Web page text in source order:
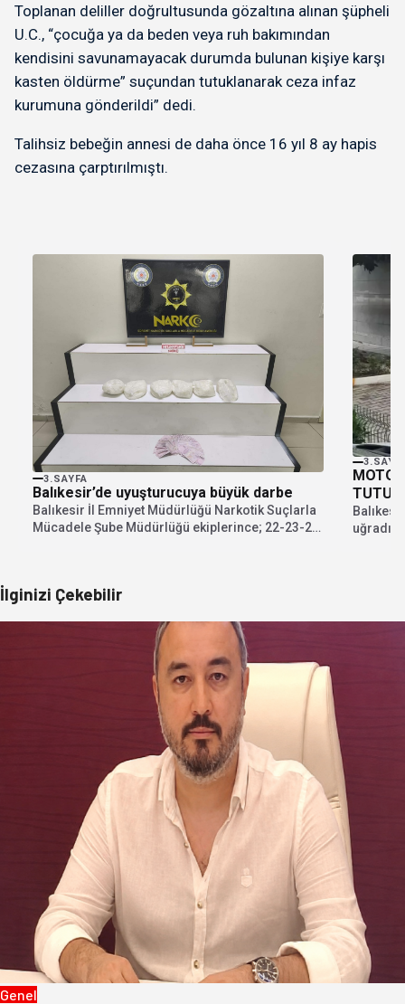
Toplanan deliller doğrultusunda gözaltına alınan şüpheli
U.C., “çocuğa ya da beden veya ruh bakımından
kendisini savunamayacak durumda bulunan kişiye karşı
kasten öldürme” suçundan tutuklanarak ceza infaz
kurumuna gönderildi” dedi.
Talihsiz bebeğin annesi de daha önce 16 yıl 8 ay hapis
cezasına çarptırılmıştı.
3.SAYFA
Balıkesir’de uyuşturucuya büyük darbe
Balıkesir İl Emniyet Müdürlüğü Narkotik Suçlarla
Mücadele Şube Müdürlüğü ekiplerince; 22-23-24
İlginizi Çekebilir
Genel